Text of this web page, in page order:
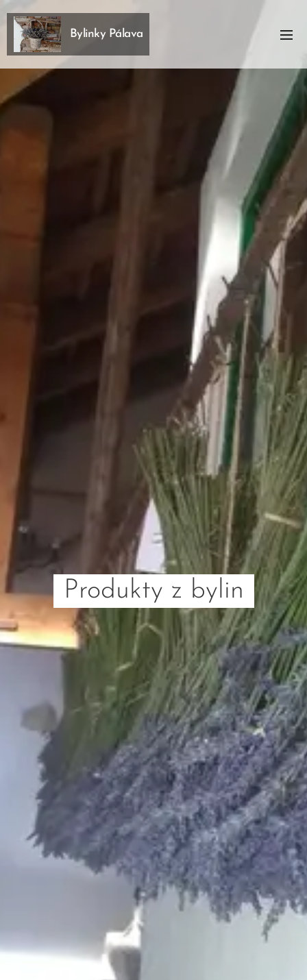
Bylinky Pálava
Produkty z bylin